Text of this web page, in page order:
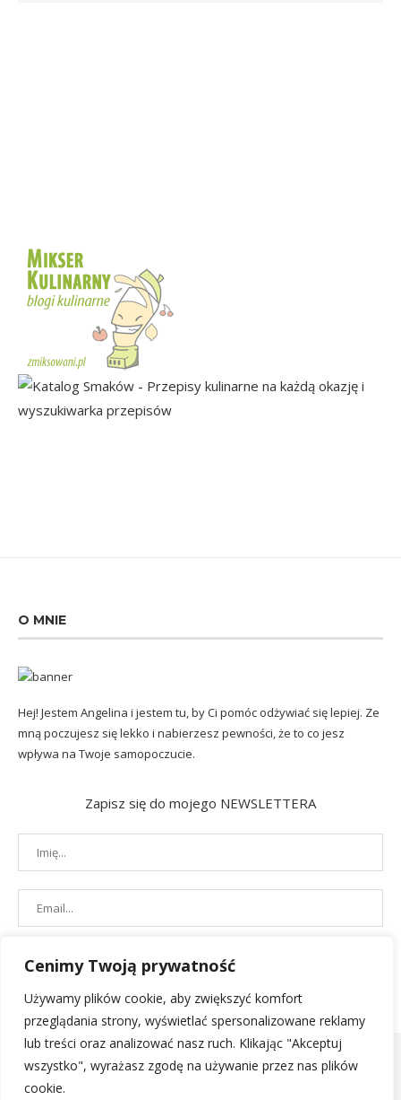
Cenimy Twoją prywatność
Używamy plików cookie, aby zwiększyć komfort
przeglądania strony, wyświetlać spersonalizowane reklamy
lub treści oraz analizować nasz ruch. Klikając "Akceptuj
wszystko", wyrażasz zgodę na używanie przez nas plików
cookie.
O MNIE
Hej! Jestem Angelina i jestem tu, by Ci pomóc odżywiać się lepiej. Ze
mną poczujesz się lekko i nabierzesz pewności, że to co jesz
wpływa na Twoje samopoczucie.
Zapisz się do mojego NEWSLETTERA